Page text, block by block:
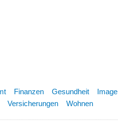
Finanzen Gesundheit Image
Versicherungen Wohnen